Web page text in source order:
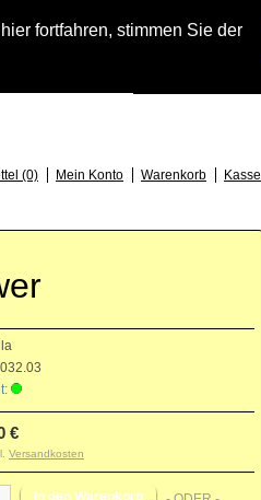
fortfahren, stimmen Sie der
Warenkorb
(0) Mein Konto Warenkorb Kasse
€
Versandkosten